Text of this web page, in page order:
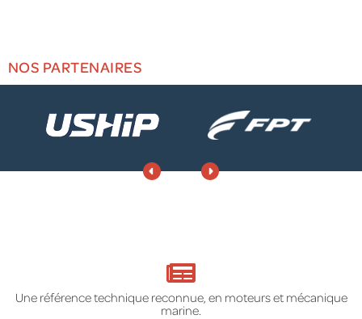
NOS PARTENAIRES
Une référence technique reconnue, en moteurs et mécanique
marine.